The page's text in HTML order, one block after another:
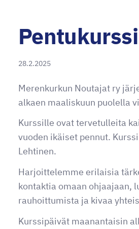
Pentukurssi
28.2.2025
Merenkurkun Noutajat ry
alkaen maaliskuun puolella
Kurssille ovat tervetulleita
vuoden ikäiset pennut.
Lehtinen.
Harjoittelemme erilaisia
kontaktia omaan ohjaajaan,
rauhoittumista ja kivaa
Kurssipäivät maanantaisin